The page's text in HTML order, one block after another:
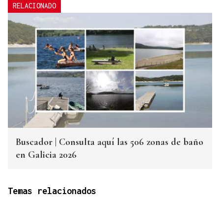
RELACIONADO
Buscador | Consulta aquí las 506 zonas de baño
en Galicia 2026
Temas relacionados